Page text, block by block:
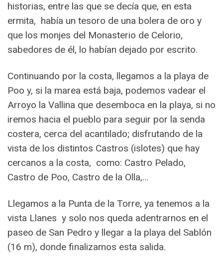
historias, entre las que se decía que, en esta
ermita, había un tesoro de una bolera de oro y
que los monjes del Monasterio de Celorio,
sabedores de él, lo habían dejado por escrito.
Continuando por la costa, llegamos a la playa de
Poo y, si la marea está baja, podemos vadear el
Arroyo la Vallina que desemboca en la playa, si no
iremos hacia el pueblo para seguir por la senda
costera, cerca del acantilado; disfrutando de la
vista de los distintos Castros (islotes) que hay
cercanos a la costa, como: Castro Pelado,
Castro de Poo, Castro de la Olla,…
Llegamos a la Punta de la Torre, ya tenemos a la
vista Llanes y solo nos queda adentrarnos en el
paseo de San Pedro y llegar a la playa del Sablón
(16 m), donde finalizamos esta salida.